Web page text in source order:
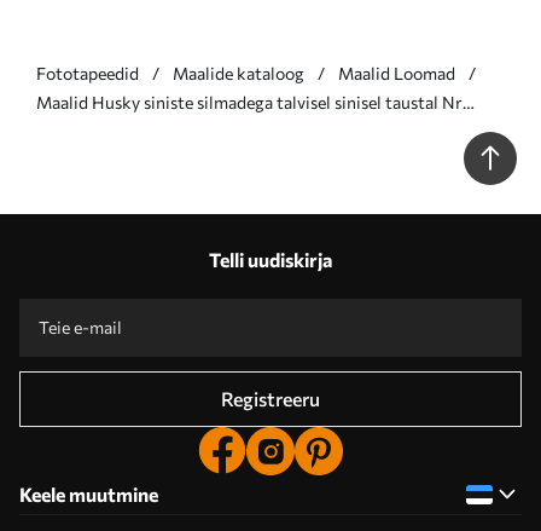
Fototapeedid Maalide kataloog
Maalid Loomad
Maalid Husky siniste silmadega talvisel sinisel taustal Nr
Telli uudiskirja
Registreeru
Keele muutmine